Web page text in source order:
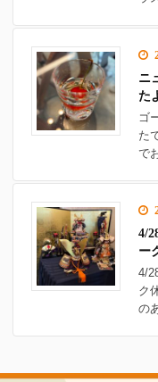
ニ
た
ゴ
た
で
4/
ー
4/
ク
の